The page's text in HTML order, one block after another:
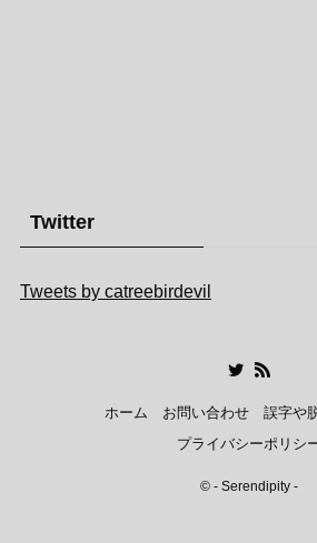
Twitter
Tweets by catreebirdevil
ホーム お問い合わせ
誤字や
プライバシーポリシ
© - Serendipity -